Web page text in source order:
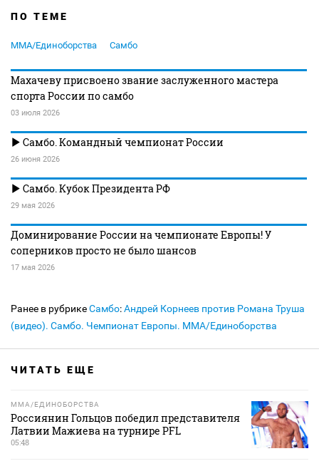
ПО ТЕМЕ
MMA/Единоборства Самбо
Махачеву присвоено звание заслуженного мастера
спорта России по самбо
03 июля 2026
Самбо. Командный чемпионат России
26 июня 2026
Самбо. Кубок Президента РФ
29 мая 2026
Доминирование России на чемпионате Европы! У
соперников просто не было шансов
17 мая 2026
Ранее в рубрикеСамбо:Андрей Корнеев против Романа Труша
(видео). Самбо. Чемпионат Европы. MMA/Единоборства
ЧИТАТЬ ЕЩЕ
MMA/ЕДИНОБОРСТВА
Россиянин Гольцов победил представителя
Латвии Мажиева на турнире PFL
05:48